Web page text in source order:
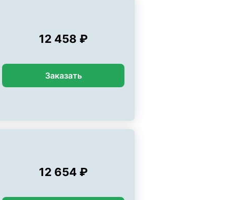
12 458 ₽
Заказать
12 654 ₽